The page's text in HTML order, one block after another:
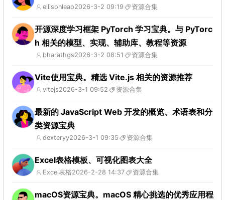
ellisonleao2026-3-2 09:19 资源合集
开源深度学习框架 PyTorch 学习宝典。与 PyTorc
h 相关的模型、实现、辅助库、教程等资源
bharathgs2026-3-2 08:51 资源合集
Vite使用宝典。精选 Vite.js 相关的资源推荐
vitejs2026-3-1 09:52 资源合集
最新的 JavaScript Web 开发的概览、术语表和分
类资源宝典
dexteryy2026-3-1 09:35 资源合集
Excel表格模板、可视化图表大全
Excel表格2026-2-28 14:37 资源合集
macOS资源宝典。macOS 精心挑选的优秀应用程